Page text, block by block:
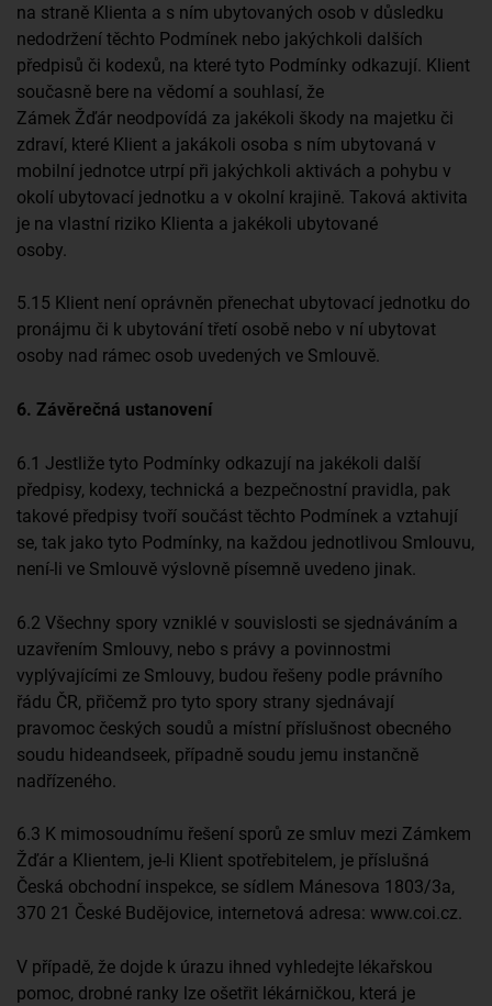
na straně Klienta a s ním ubytovaných osob v důsledku
nedodržení těchto Podmínek nebo jakýchkoli dalších
předpisů či kodexů, na které tyto Podmínky odkazují. Klient
současně bere na vědomí a souhlasí, že
Zámek Žďár neodpovídá za jakékoli škody na majetku či
zdraví, které Klient a jakákoli osoba s ním ubytovaná v
mobilní jednotce utrpí při jakýchkoli aktivách a pohybu v
okolí ubytovací jednotku a v okolní krajině. Taková aktivita
je na vlastní riziko Klienta a jakékoli ubytované
osoby.
5.15 Klient není oprávněn přenechat ubytovací jednotku do
pronájmu či k ubytování třetí osobě nebo v ní ubytovat
osoby nad rámec osob uvedených ve Smlouvě.
6. Závěrečná ustanovení
6.1 Jestliže tyto Podmínky odkazují na jakékoli další
předpisy, kodexy, technická a bezpečnostní pravidla, pak
takové předpisy tvoří součást těchto Podmínek a vztahují
se, tak jako tyto Podmínky, na každou jednotlivou Smlouvu,
není-li ve Smlouvě výslovně písemně uvedeno jinak.
6.2 Všechny spory vzniklé v souvislosti se sjednáváním a
uzavřením Smlouvy, nebo s právy a povinnostmi
vyplývajícími ze Smlouvy, budou řešeny podle právního
řádu ČR, přičemž pro tyto spory strany sjednávají
pravomoc českých soudů a místní příslušnost obecného
soudu hideandseek, případně soudu jemu instančně
nadřízeného.
6.3 K mimosoudnímu řešení sporů ze smluv mezi Zámkem
Žďár a Klientem, je-li Klient spotřebitelem, je příslušná
Česká obchodní inspekce, se sídlem Mánesova 1803/3a,
370 21 České Budějovice, internetová adresa: www.coi.cz.
V případě, že dojde k úrazu ihned vyhledejte lékařskou
pomoc, drobné ranky lze ošetřit lékárničkou, která je